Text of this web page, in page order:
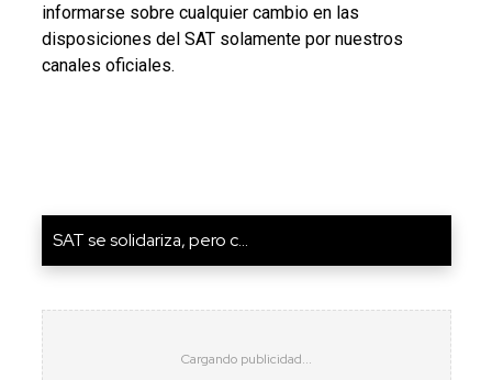
informarse sobre cualquier cambio en las
disposiciones del SAT solamente por nuestros
canales oficiales.
SAT se solidariza, pero c...